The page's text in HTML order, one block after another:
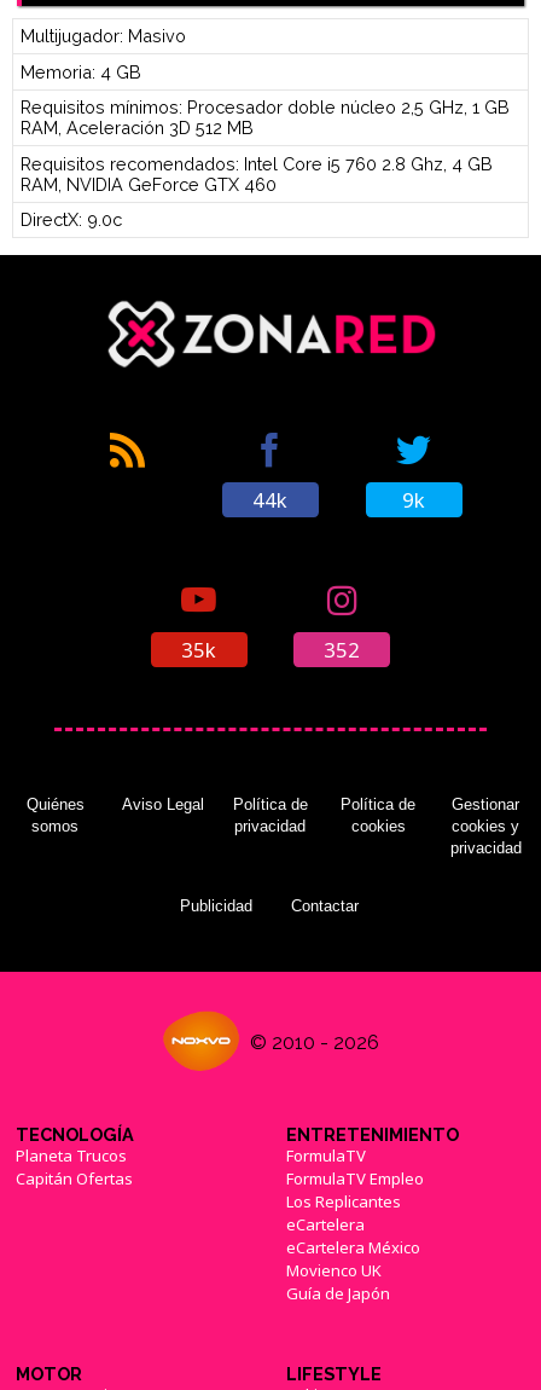
Multijugador: Masivo
Memoria: 4 GB
Requisitos mínimos: Procesador doble núcleo 2,5 GHz, 1 GB
RAM, Aceleración 3D 512 MB
Requisitos recomendados: Intel Core i5 760 2.8 Ghz, 4 GB
RAM, NVIDIA GeForce GTX 460
DirectX: 9.0c
44k 9k
35k 352
Quiénes
somos
Aviso Legal
Política de
privacidad
Política de
cookies
Gestionar
cookies y
privacidad
Publicidad Contactar
© 2010 - 2026
TECNOLOGÍA
Planeta Trucos
Capitán Ofertas
ENTRETENIMIENTO
FormulaTV
FormulaTV Empleo
Los Replicantes
eCartelera
eCartelera México
Movienco UK
Guía de Japón
MOTOR LIFESTYLE